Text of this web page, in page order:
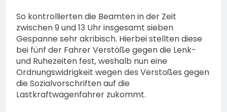
So kontrollierten die Beamten in der Zeit
zwischen 9 und 13 Uhr insgesamt sieben
Gespanne sehr akribisch. Hierbei stellten diese
bei fünf der Fahrer Verstöße gegen die Lenk-
und Ruhezeiten fest, weshalb nun eine
Ordnungswidrigkeit wegen des Verstoßes gegen
die Sozialvorschriften auf die
Lastkraftwagenfahrer zukommt.